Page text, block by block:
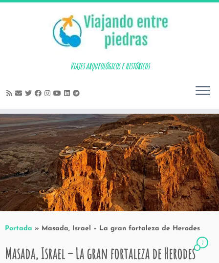
Skip
Viajes arqueológicos e históricos
Portada » Masada, Israel – La gran fortaleza de Herodes
Masada, Israel – La gran fortaleza de Herodes
2